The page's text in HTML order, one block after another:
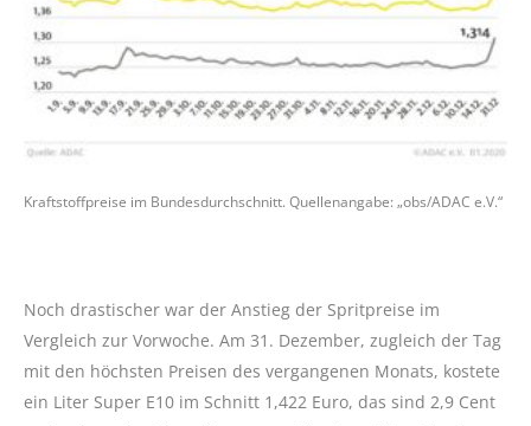
Kraftstoffpreise im Bundesdurchschnitt. Quellenangabe: „obs/ADAC e.V.“
Noch drastischer war der Anstieg der Spritpreise im
Vergleich zur Vorwoche. Am 31. Dezember, zugleich der Tag
mit den höchsten Preisen des vergangenen Monats, kostete
ein Liter Super E10 im Schnitt 1,422 Euro, das sind 2,9 Cent